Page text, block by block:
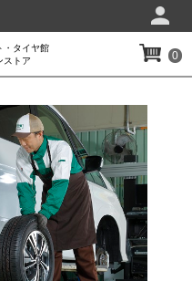
・タイヤ館
ストア
0